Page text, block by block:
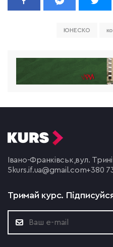
ЮНЕСКО
Івано-Франківськ,вул.
5 kurs.if.ua@gmail.com+380
Тримай курс.